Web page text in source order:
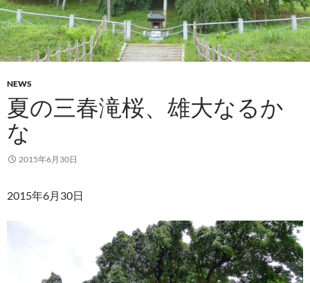
NEWS
夏の三春滝桜、雄大なるか
な
2015年6月30日
2015年6月30日